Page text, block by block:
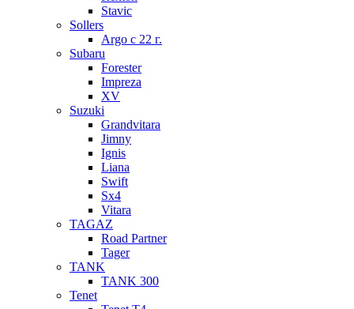
Stavic
Sollers
Argo с 22 г.
Subaru
Forester
Impreza
XV
Suzuki
Grandvitara
Jimny
Ignis
Liana
Swift
Sx4
Vitara
TAGAZ
Road Partner
Tager
TANK
TANK 300
Tenet